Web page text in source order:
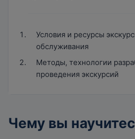
Условия и ресурсы
обслуживания
Методы, технологии
проведения экскурсий
Чему вы